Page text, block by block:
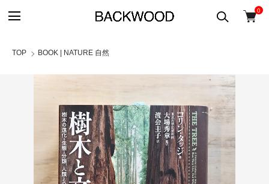
0
TOP BOOK | NATURE 自然